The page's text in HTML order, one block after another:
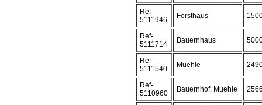
Ref-
5111946
Forsthaus
Ref-
5111714
Bauernhaus
Ref-
5111540
Muehle
Ref-
5110960
Bauernhof, Muehle